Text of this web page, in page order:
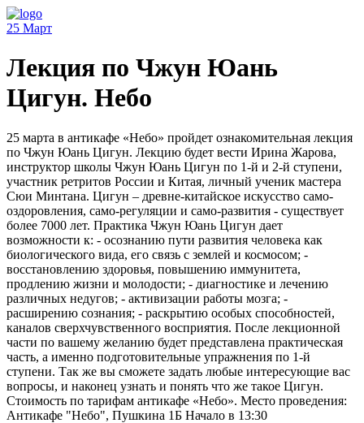
25 Март
Лекция по Чжун Юань
Цигун. Небо
25 марта в антикафе «Небо» пройдет ознакомительная лекция
по Чжун Юань Цигун. Лекцию будет вести Ирина Жарова,
инструктор школы Чжун Юань Цигун по 1-й и 2-й ступени,
участник ретритов России и Китая, личный ученик мастера
Сюи Минтана. Цигун – древне-китайское искусство само-
оздоровления, само-регуляции и само-развития - существует
более 7000 лет. Практика Чжун Юань Цигун дает
возможности к: - осознанию пути развития человека как
биологического вида, его связь с землей и космосом; -
восстановлению здоровья, повышению иммунитета,
продлению жизни и молодости; - диагностике и лечению
различных недугов; - активизации работы мозга; -
расширению сознания; - раскрытию особых способностей,
каналов сверхчувственного восприятия. После лекционной
части по вашему желанию будет представлена практическая
часть, а именно подготовительные упражнения по 1-й
ступени. Так же вы сможете задать любые интересующие вас
вопросы, и наконец узнать и понять что же такое Цигун.
Стоимость по тарифам антикафе «Небо». Место проведения:
Антикафе "Небо", Пушкина 1Б Начало в 13:30